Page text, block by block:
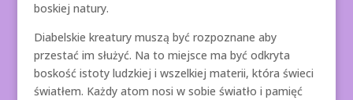
boskiej natury.
Diabelskie kreatury muszą być rozpoznane aby
przestać im służyć. Na to miejsce ma być odkryta
boskość istoty ludzkiej i wszelkiej materii, która świeci
światłem. Każdy atom nosi w sobie światło i pamięć